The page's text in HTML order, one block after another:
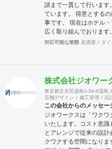
請まで一貫して行います
ています。 得意とする
事です。 現在はホテル
広く取り組んでおります
対応可能な業態 居酒屋 ダ
株式会社ジオワー
東京都文京区湯島3-34-6湯島
店舗デザイン
施工管理 設
この会社からのメッセー
ジオワークスは「ワク
いたします。コスト意
とアレンジで従来の設
クワクする空間になり